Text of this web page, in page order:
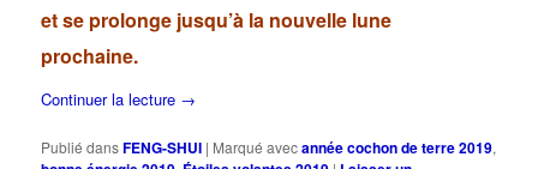
et se prolonge jusqu’à la nouvelle lune
prochaine.
Continuer la lecture →
Publié dansFENG-SHUI | Marqué avecannée cochon de terre 2019,